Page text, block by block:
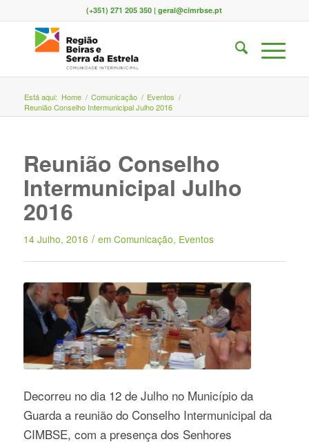
(+351) 271 205 350 | geral@cimrbse.pt
Está aqui: Home / Comunicação / Eventos /
Reunião Conselho Intermunicipal Julho 2016
Reunião Conselho
Intermunicipal Julho
2016
14 Julho, 2016 / em Comunicação, Eventos
Decorreu no dia 12 de Julho no Município da
Guarda a reunião do Conselho Intermunicipal da
CIMBSE, com a presença dos Senhores